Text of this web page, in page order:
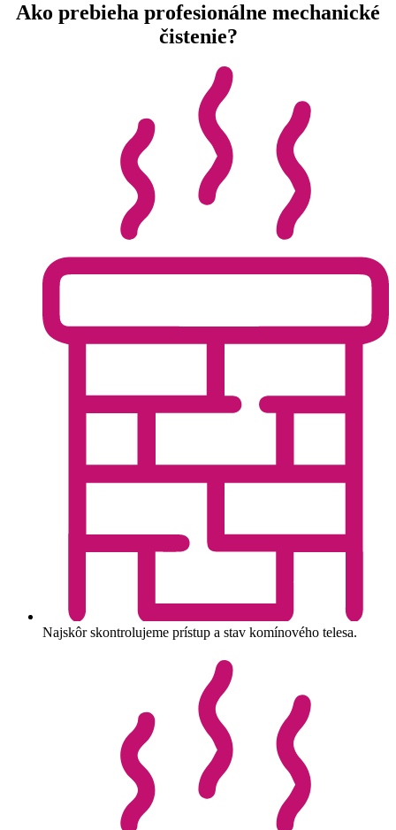
Ako prebieha profesionálne mechanické
čistenie?
Najskôr skontrolujeme prístup a stav komínového telesa.